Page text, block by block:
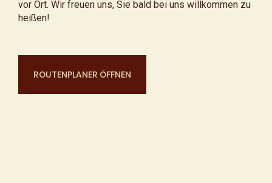
vor Ort. Wir freuen uns, Sie bald bei uns willkommen zu
heißen!
ROUTENPLANER ÖFFNEN